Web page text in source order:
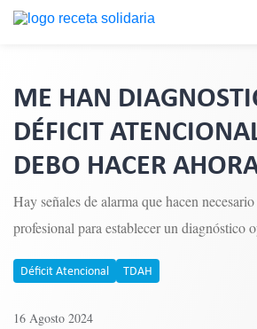
ME HAN
DÉFICIT
DEBO HACER
Hay señales de alarma que hacen
profesional para establecer un diagnóstico
Déficit Atencional TDAH
16 Agosto 2024